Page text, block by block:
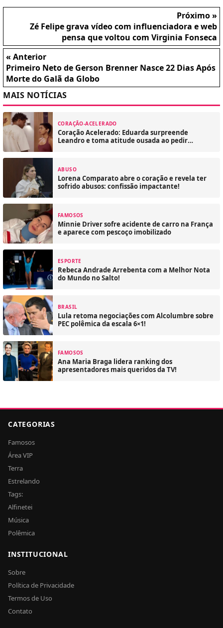
Próximo »
Zé Felipe grava vídeo com influenciadora e web
pensa que voltou com Virginia Fonseca
« Anterior
Primeiro Neto de Gerson Brenner Nasce 22 Dias Após
Morte do Galã da Globo
MAIS NOTÍCIAS
CORAÇÃO-ACELERADO
Coração Acelerado: Eduarda surpreende
Leandro e toma atitude ousada ao pedir
ABUSO
Lorena Comparato abre o coração e revela ter
sofrido abusos: confissão impactante!
FAMOSOS
Minnie Driver sofre acidente de carro na França
e aparece com pescoço imobilizado
ESPORTE
Rebeca Andrade Arrebenta com a Melhor Nota
do Mundo no Salto!
BRASIL
Lula retoma negociações com Alcolumbre sobre
PEC polêmica da escala 6×1!
FAMOSOS
Ana Maria Braga lidera ranking dos
apresentadores mais queridos da TV!
CATEGORIAS
Famosos
Área VIP
Terra
Estrelando
Tags:
Alfinetei
Música
Polêmica
INSTITUCIONAL
Sobre
Política de Privacidade
Termos de Uso
Contato